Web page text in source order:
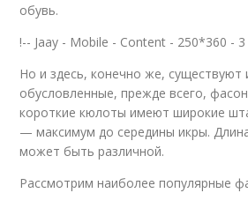
обувь.
!-- Jaay - Mobile - Content - 250*360 -
Но и здесь, конечно же, существуют
обусловленные, прежде всего,
короткие кюлоты имеют широкие
— максимум до середины икры.
может быть различной.
Рассмотрим наиболее популярные